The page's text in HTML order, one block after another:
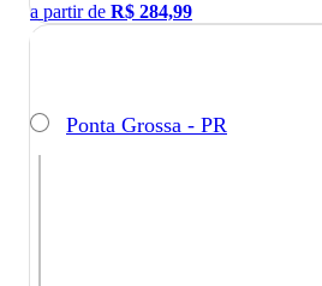
a partir de R$ 284,99
Ponta Grossa - PR